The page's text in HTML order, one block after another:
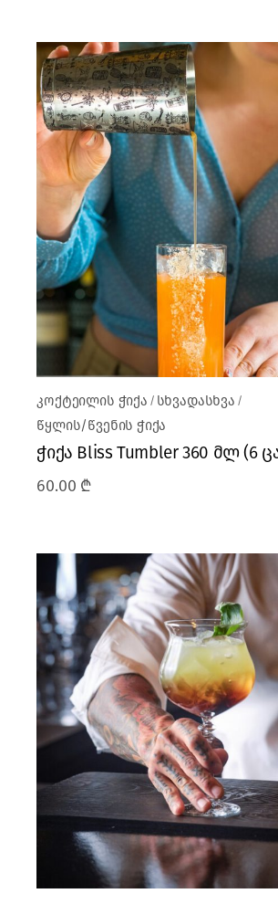
კოქტეილის ჭიქა
სხვადასხვა
წყლის/წვენის ჭიქა
ჭიქა Bliss Tumbler 360 მლ (6
60.00 ₾